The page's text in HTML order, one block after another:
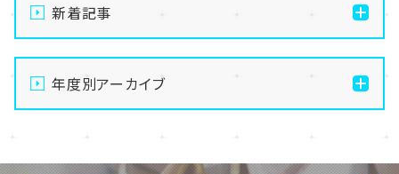
新着記事
通信制高校の学習風景
メイク美容専攻の授業風景
演技の授業風景
年度別アーカイブ
2025